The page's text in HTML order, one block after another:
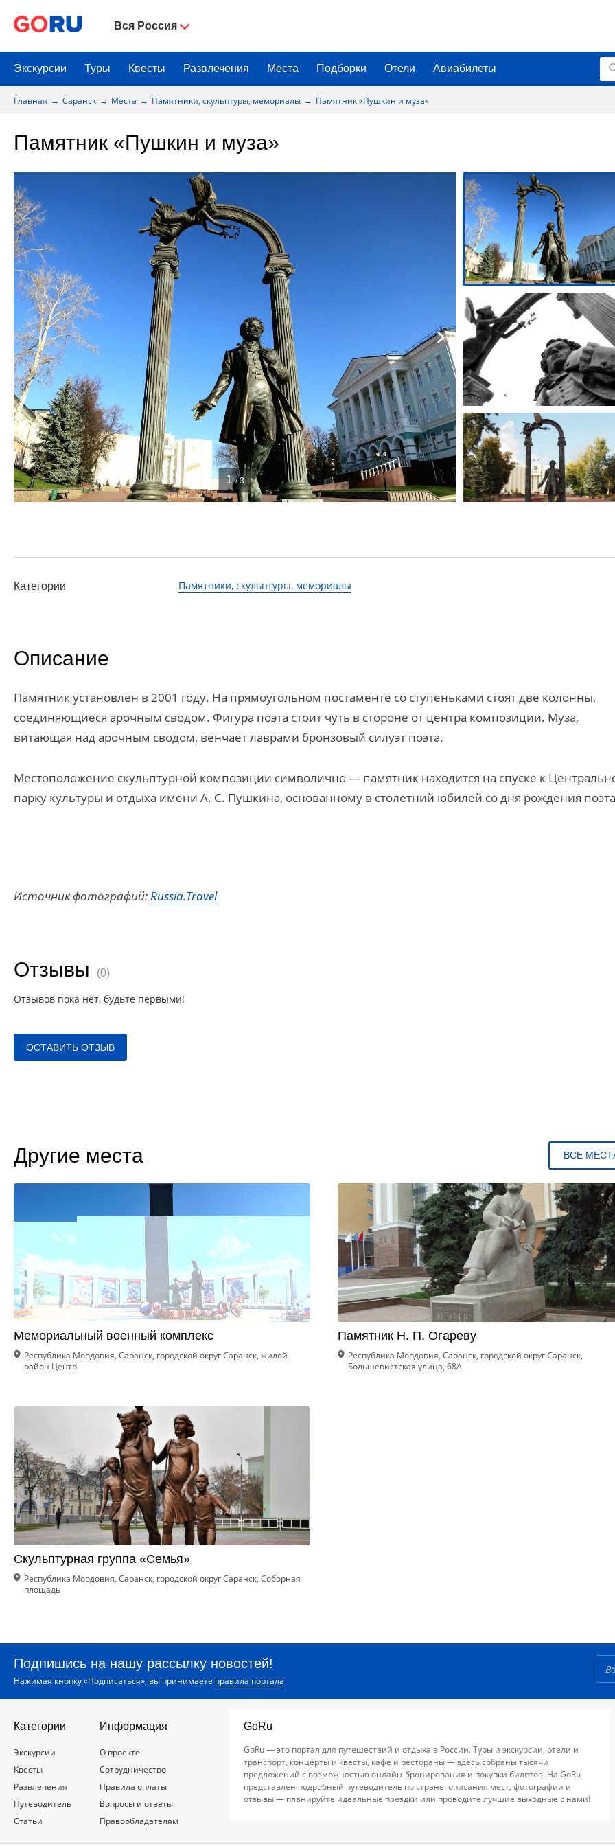
Вся Россия
Экскурсии Туры Квесты Развлечения Места Подборки Отели Авиабилеты
Главная Саранск Места Памятники, скульптуры, мемориалы Памятник «Пушкин и муза»
Памятник «Пушкин и муза»
1 / 3
Категории Памятники, скульптуры, мемориалы
Описание
Памятник установлен в 2001 году. На прямоугольном постаменте со ступеньками стоят две колонны,
соединяющиеся арочным сводом. Фигура поэта стоит чуть в стороне от центра композиции. Муза,
витающая над арочным сводом, венчает лаврами бронзовый силуэт поэта.
Местоположение скульптурной композиции символично — памятник находится на спуске к
парку культуры и отдыха имени А. С. Пушкина, основанному в столетний юбилей со дня рождения
Источник фотографий:Russia.Travel
Отзывы (0)
Отзывов пока нет, будьте первыми!
ОСТАВИТЬ ОТЗЫВ
Другие места ВСЕ
Мемориальный военный комплекс
Республика Мордовия, Саранск, городской округ Саранск, жилой
район Центр
Памятник Н. П. Огареву
Республика Мордовия, Саранск, городской округ Саранск,
Большевистская улица, 68А
Скульптурная группа «Семья»
Республика Мордовия, Саранск, городской округ Саранск, Соборная
площадь
Подпишись на нашу рассылку новостей!
Нажимая кнопку «Подписаться», вы принимаете правила портала
Категории
Экскурсии
Квесты
Развлечения
Путеводитель
Статьи
Информация
О проекте
Сотрудничество
Правила оплаты
Вопросы и ответы
Правообладателям
GoRu
GoRu — это портал для путешествий и отдыха в России. Туры и экскурсии, отели и
транспорт, концерты и квесты, кафе и рестораны — здесь собраны тысячи
предложений с возможностью онлайн-бронирования и покупки билетов. На GoRu
представлен подробный путеводитель по стране: описания мест, фотографии и
отзывы — планируйте идеальные поездки или проводите лучшие выходные с нами!